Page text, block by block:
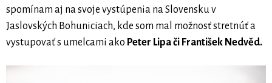
spomínam aj na svoje vystúpenia na Slovensku v
Jaslovských Bohuniciach, kde som mal možnosť stretnúť a
vystupovať s umelcami ako Peter Lipa či František Nedvěd.